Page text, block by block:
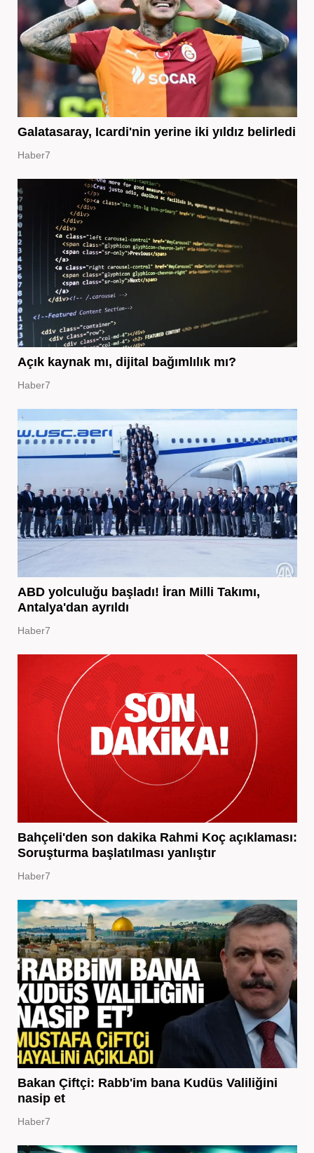
Galatasaray, Icardi'nin yerine iki yıldız belirledi
Haber7
Açık kaynak mı, dijital bağımlılık mı?
Haber7
ABD yolculuğu başladı! İran Milli Takımı,
Antalya'dan ayrıldı
Haber7
Bahçeli'den son dakika Rahmi Koç açıklaması:
Soruşturma başlatılması yanlıştır
Haber7
Bakan Çiftçi: Rabb'im bana Kudüs Valiliğini
nasip et
Haber7